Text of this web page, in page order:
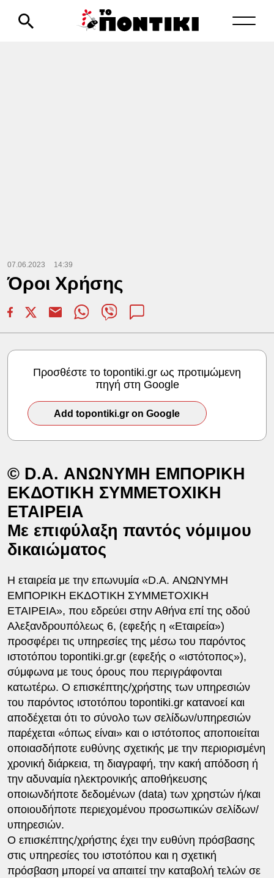
07.06.2023 14:39
Όροι Χρήσης
Προσθέστε το topontiki.gr ως προτιμώμενη
πηγή στη Google
Add topontiki.gr on Google
© D.A. ΑΝΩΝΥΜΗ ΕΜΠΟΡΙΚΗ
ΕΚΔΟΤΙΚΗ ΣΥΜΜΕΤΟΧΙΚΗ
ΕΤΑΙΡΕΙΑ
Mε επιφύλαξη παντός νόμιμου
δικαιώματος
Η εταιρεία με την επωνυμία «D.A. ΑΝΩΝΥΜΗ
ΕΜΠΟΡΙΚΗ ΕΚΔΟΤΙΚΗ ΣΥΜΜΕΤΟΧΙΚΗ
ΕΤΑΙΡΕΙΑ», που εδρεύει στην Αθήνα επί της οδού
Αλεξανδρουπόλεως 6, (εφεξής η «Εταιρεία»)
προσφέρει τις υπηρεσίες της μέσω του παρόντος
ιστοτόπου topontiki.gr.gr (εφεξής ο «ιστότοπος»),
σύμφωνα με τους όρους που περιγράφονται
κατωτέρω. Ο επισκέπτης/χρήστης των υπηρεσιών
του παρόντος ιστοτόπου topontiki.gr κατανοεί και
αποδέχεται ότι το σύνολο των σελίδων/υπηρεσιών
παρέχεται «όπως είναι» και ο ιστότοπος αποποιείται
οποιασδήποτε ευθύνης σχετικής με την περιορισμένη
χρονική διάρκεια, τη διαγραφή, την κακή απόδοση ή
την αδυναμία ηλεκτρονικής αποθήκευσης
οποιωνδήποτε δεδομένων (data) των χρηστών ή/και
οποιουδήποτε περιεχομένου προσωπικών σελίδων/
υπηρεσιών.
O επισκέπτης/χρήστης έχει την ευθύνη πρόσβασης
στις υπηρεσίες του ιστοτόπου και η σχετική
πρόσβαση μπορεί να απαιτεί την καταβολή τελών σε